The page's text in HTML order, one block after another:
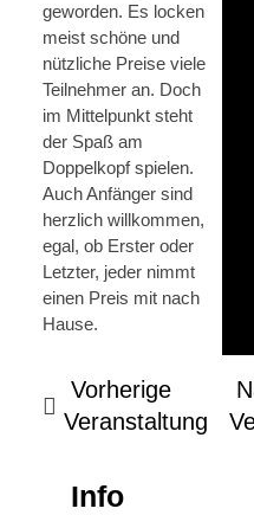
geworden. Es locken
meist schöne und
nützliche Preise viele
Teilnehmer an. Doch
im Mittelpunkt steht
der Spaß am
Doppelkopf spielen.
Auch Anfänger sind
herzlich willkommen,
egal, ob Erster oder
Letzter, jeder nimmt
einen Preis mit nach
Hause.
Vorherige
Veranstaltung
Info